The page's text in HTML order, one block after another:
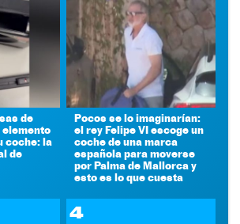
de
coche: la
de
Pocos se lo imaginarían:
el rey Felipe VI escoge un
coche de una marca
española para moverse
por Palma de Mallorca y
esto es lo que cuesta
4